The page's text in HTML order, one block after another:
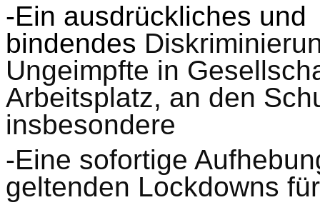
-Ein ausdrückliches und
bindendes
Ungeimpfte in
Arbeitsplatz, an den
insbesondere
-Eine sofortige
geltenden Lockdowns